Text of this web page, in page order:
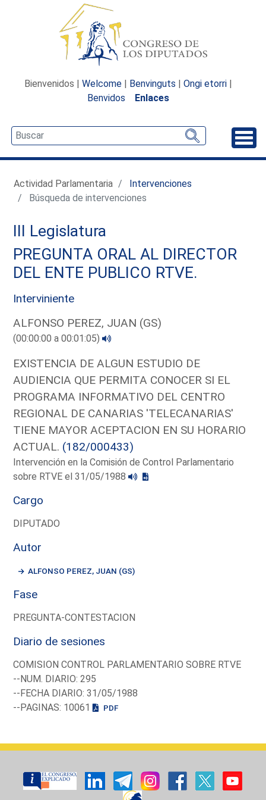
Bienvenidos | Welcome | Benvinguts | Ongi etorri |
Benvidos
Enlaces
Actividad Parlamentaria
Intervenciones
Búsqueda de intervenciones
III Legislatura
PREGUNTA ORAL AL DIRECTOR
DEL ENTE PUBLICO RTVE.
Interviniente
ALFONSO PEREZ, JUAN (GS)
(00:00:00 a 00:01:05)
EXISTENCIA DE ALGUN ESTUDIO DE
AUDIENCIA QUE PERMITA CONOCER SI EL
PROGRAMA INFORMATIVO DEL CENTRO
REGIONAL DE CANARIAS 'TELECANARIAS'
TIENE MAYOR ACEPTACION EN SU HORARIO
ACTUAL. (182/000433)
Intervención en la Comisión de Control Parlamentario
sobre RTVE el 31/05/1988
Cargo
DIPUTADO
Autor
ALFONSO PEREZ, JUAN (GS)
Fase
PREGUNTA-CONTESTACION
Diario de sesiones
COMISION CONTROL PARLAMENTARIO SOBRE RTVE
--NUM. DIARIO: 295
--FECHA DIARIO: 31/05/1988
--PAGINAS: 10061
PDF